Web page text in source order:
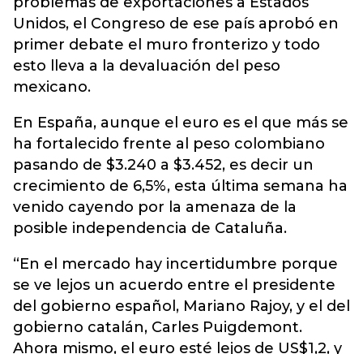
Unidos, el Congreso de ese país aprobó en
primer debate el muro fronterizo y todo
esto lleva a la devaluación del peso
mexicano.
En España, aunque el euro es el que más se
ha fortalecido frente al peso colombiano
pasando de $3.240 a $3.452, es decir un
crecimiento de 6,5%, esta última semana ha
venido cayendo por la amenaza de la
posible independencia de Cataluña.
“En el mercado hay incertidumbre porque
se ve lejos un acuerdo entre el presidente
del gobierno español, Mariano Rajoy, y el del
gobierno catalán, Carles Puigdemont.
Ahora mismo, el euro esté lejos de US$1,2, y